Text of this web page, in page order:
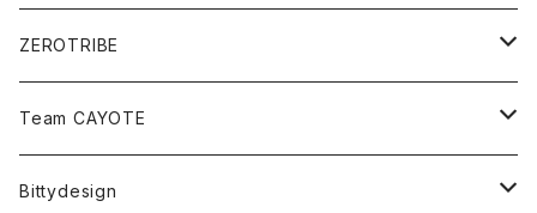
ZEROTRIBE
Zetricks（Spare & Optional）
T4 MID Conversion Kit
Team CAYOTE
Batteries
Bittydesign